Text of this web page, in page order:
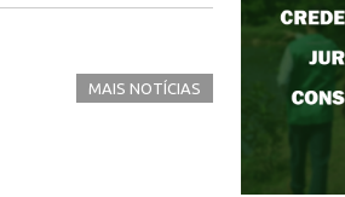
MAIS NOTÍCIAS